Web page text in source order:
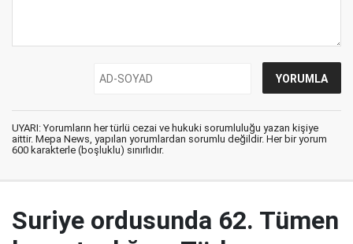
UYARI: Yorumların her türlü cezai ve hukuki sorumluluğu yazan kişiye
aittir. Mepa News, yapılan yorumlardan sorumlu değildir. Her bir yorum
600 karakterle (boşluklu) sınırlıdır.
Suriye ordusunda 62. Tümen